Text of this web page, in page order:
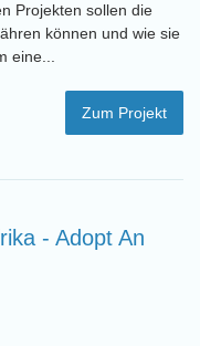
Projekten sollen die
können und wie sie
eine...
Zum Projekt
- Adopt An